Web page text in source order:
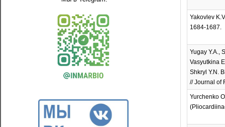
Yakovlev
1684-1687.
Yugay Y.A.,
Vasyutkina
Shkryl Y.N.
// Journal of
Yurchenko